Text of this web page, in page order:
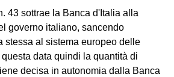
43 sottrae la Banca d'Italia alla
governo italiano, sancendo
stessa al sistema europeo delle
data quindi la quantità di
decisa in autonomia dalla Banca